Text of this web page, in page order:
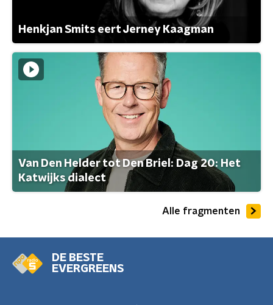
Henkjan Smits eert Jerney Kaagman
Van Den Helder tot Den Briel: Dag 20: Het
Katwijks dialect
Alle fragmenten
DE BESTE
EVERGREENS